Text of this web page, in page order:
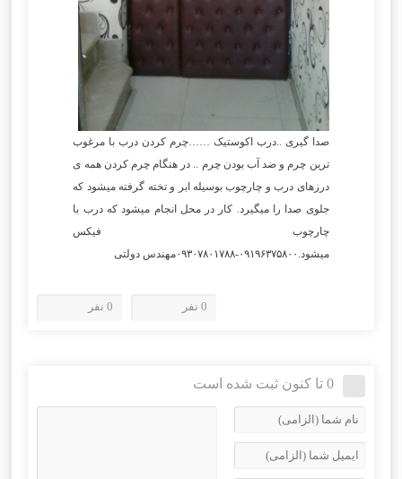
صدا گیری ..درب اکوستیک ……چرم کردن درب با مرغوب
ترین چرم و ضد آب بودن چرم .. در هنگام چرم کردن همه ی
درزهای درب و چارچوب بوسیله ابر و تخته گرفته میشود که
جلوی صدا را میگیرد. کار در محل انجام میشود که درب با
چارچوب فیکس
میشود.۰۹۱۹۶۳۷۵۸۰۰-۰۹۳۰۷۸۰۱۷۸۸مهندس دولتی
0 نفر 0 نفر
0 تا کنون ثبت شده است